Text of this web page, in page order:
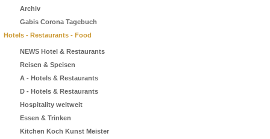
Archiv
Gabis Corona Tagebuch
Hotels - Restaurants - Food
NEWS Hotel & Restaurants
Reisen & Speisen
A - Hotels & Restaurants
D - Hotels & Restaurants
Hospitality weltweit
Essen & Trinken
Kitchen Koch Kunst Meister